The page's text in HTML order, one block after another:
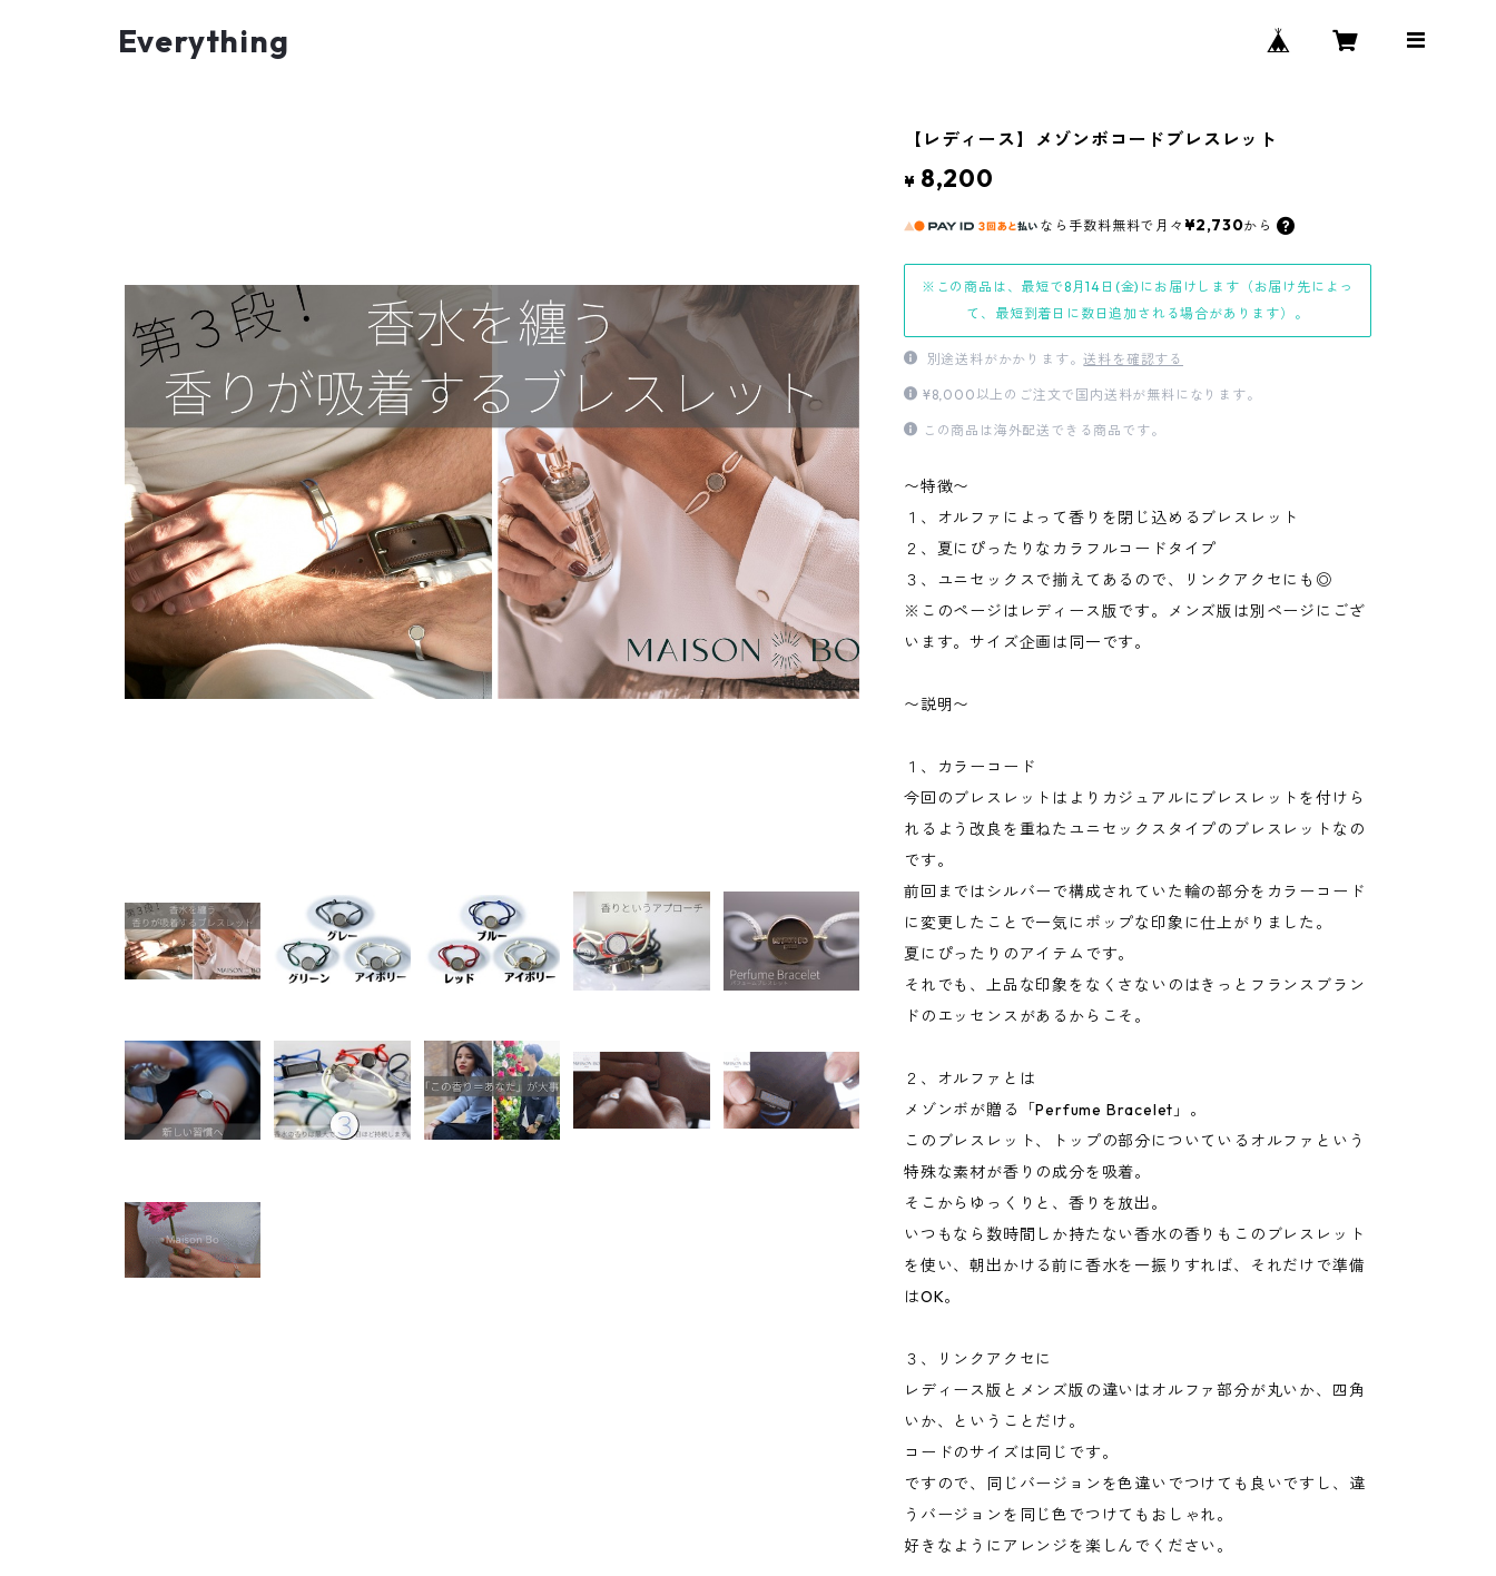
Everything
【レディース】メゾンボコードブレスレット
¥ 8,200
なら 手数料無料で 月々 ¥2,730から
※この商品は、最短で8月14日(金)にお届けします（お届け先によっ
て、最短到着日に数日追加される場合があります）。
別途送料がかかります。送料を確認する
¥8,000以上のご注文で国内送料が無料になります。
この商品は海外配送できる商品です。
〜特徴〜
１、オルファによって香りを閉じ込めるブレスレット
２、夏にぴったりなカラフルコードタイプ
３、ユニセックスで揃えてあるので、リンクアクセにも◎
※このページはレディース版です。メンズ版は別ページにござ
います。サイズ企画は同一です。
〜説明〜
１、カラーコード
今回のブレスレットはよりカジュアルにブレスレットを付けら
れるよう改良を重ねたユニセックスタイプのブレスレットなの
です。
前回まではシルバーで構成されていた輪の部分をカラーコード
に変更したことで一気にポップな印象に仕上がりました。
夏にぴったりのアイテムです。
それでも、上品な印象をなくさないのはきっとフランスブラン
ドのエッセンスがあるからこそ。
２、オルファとは
メゾンボが贈る「Perfume Bracelet」。
このブレスレット、トップの部分についているオルファという
特殊な素材が香りの成分を吸着。
そこからゆっくりと、香りを放出。
いつもなら数時間しか持たない香水の香りもこのブレスレット
を使い、朝出かける前に香水を一振りすれば、それだけで準備
はOK。
３、リンクアクセに
レディース版とメンズ版の違いはオルファ部分が丸いか、四角
いか、ということだけ。
コードのサイズは同じです。
ですので、同じバージョンを色違いでつけても良いですし、違
うバージョンを同じ色でつけてもおしゃれ。
好きなようにアレンジを楽しんでください。